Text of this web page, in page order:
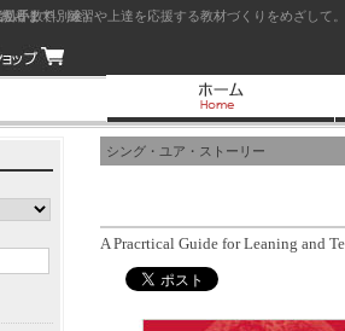
者まで、練習や上達を応援する教材づくりをめざし
シング・ユア・ストーリー
A Pracrtical Guide for Leaning and
払い）
手数料別途）